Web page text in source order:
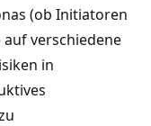
(ob Initiatoren
verschiedene
in